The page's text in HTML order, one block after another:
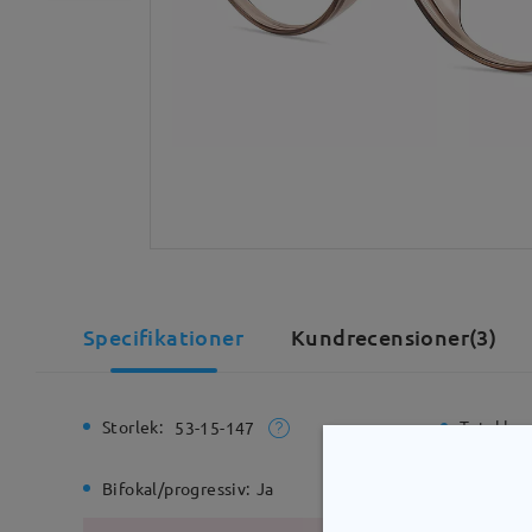
Specifikationer Kundrecensioner(3)
Storlek: 53-15-147 Total
Bifokal/progressiv: Ja